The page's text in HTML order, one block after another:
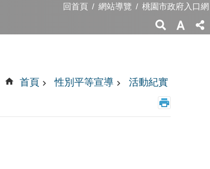
回首頁 網站導覽 桃園市政府入口網
首頁 性別平等宣導 活動紀實